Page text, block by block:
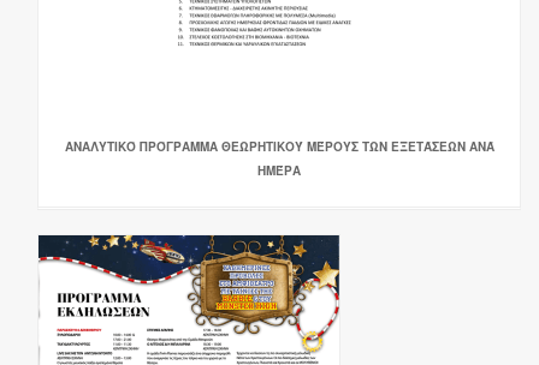
ΑΝΑΛΥΤΙΚΌ ΠΡΌΓΡΑΜΜΑ ΘΕΩΡΗΤΙΚΟΎ ΜΈΡΟΥΣ ΤΩΝ ΕΞΕΤΆΣΕΩΝ ΑΝΆ
ΗΜΈΡΑ